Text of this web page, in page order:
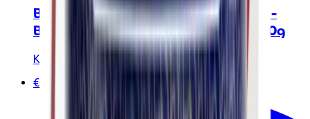
Biologische groene thee geschenkset -
Biologische losse groene thee - 5 x 20g
Kusmi Tea
€40.00